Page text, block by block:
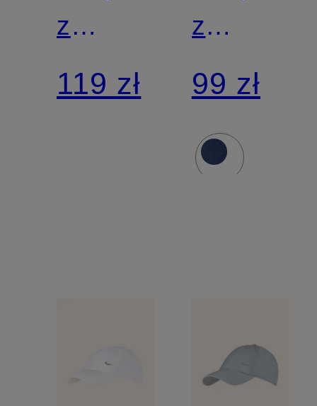
z
daszkiem
DRI-FIT
119 zł
z
daszkiem
DRI-FIT
CLUB
99 zł